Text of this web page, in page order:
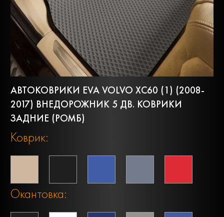
АВТОКОВРИКИ EVA VOLVO XC60 (1) (2008-
2017) ВНЕДОРОЖНИК 5 ДВ. КОВРИКИ
ЗАДНИЕ (РОМБ)
Коврик:
Окантовка: